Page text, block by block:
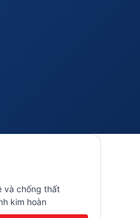
và chống thất
kim hoàn